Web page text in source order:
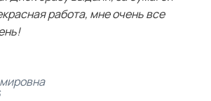
работа, мне очень все